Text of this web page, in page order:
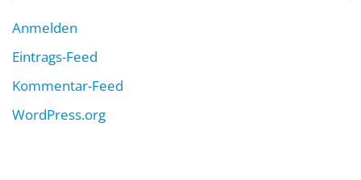
Anmelden
Eintrags-Feed
Kommentar-Feed
WordPress.org